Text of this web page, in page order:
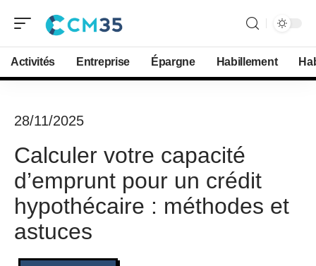
Activités Entreprise Épargne Habillement
28/11/2025
Calculer votre capacité
d’emprunt pour un crédit
hypothécaire : méthodes et
astuces